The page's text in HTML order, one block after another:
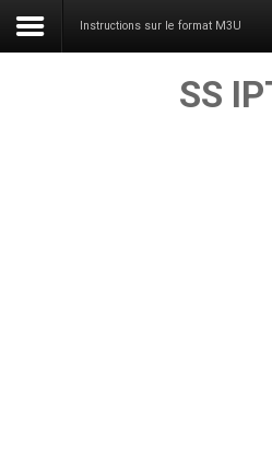
Instructions sur le format M3U
SS